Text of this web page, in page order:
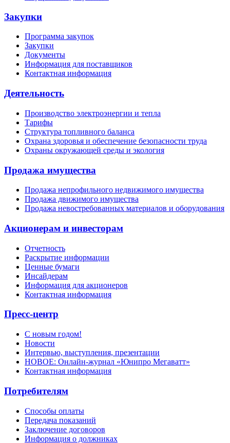
Закупки
Программа закупок
Закупки
Документы
Информация для поставщиков
Контактная информация
Деятельность
Производство электроэнергии и тепла
Тарифы
Структура топливного баланса
Охрана здоровья и обеспечение безопасности труда
Охраны окружающей среды и экология
Продажа имущества
Продажа непрофильного недвижимого имущества
Продажа движимого имущества
Продажа невостребованных материалов и оборудования
Акционерам и инвесторам
Отчетность
Раскрытие информации
Ценные бумаги
Инсайдерам
Информация для акционеров
Контактная информация
Пресс-центр
С новым годом!
Новости
Интервью, выступления, презентации
НОВОЕ: Онлайн-журнал «Юнипро Мегаватт»
Контактная информация
Потребителям
Способы оплаты
Передача показаний
Заключение договоров
Информация о должниках